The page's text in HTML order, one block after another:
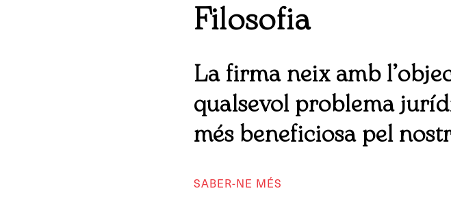
Filosofia
La firma neix amb
qualsevol problema
més beneficiosa pel
SABER-NE MÉS